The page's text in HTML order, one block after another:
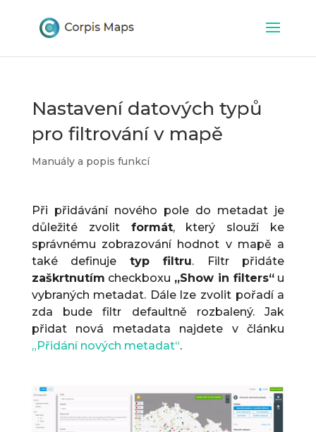
Nastavení datových typů
pro filtrování v mapě
Manuály a popis funkcí
Při přidávání nového pole do metadat je
důležité zvolit formát, který slouží ke
správnému zobrazování hodnot v mapě a
také definuje typ filtru. Filtr přidáte
zaškrtnutím checkboxu „Show in filters“u
vybraných metadat. Dále lze zvolit pořadí a
zda bude filtr defaultně rozbalený. Jak
přidat nová metadata najdete v článku
„Přidání nových metadat“.